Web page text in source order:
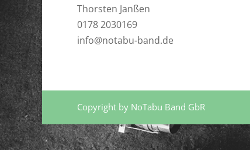
Thorsten Janßen
0178 2030169
info@notabu-band.de
Copyright by NoTabu Band GbR